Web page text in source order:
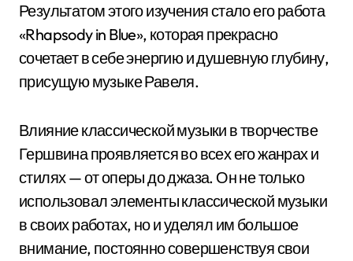
Результатом этого изучения стало его работа
«Rhapsody in Blue», которая прекрасно
сочетает в себе энергию и душевную глубину,
присущую музыке Равеля.
Влияние классической музыки в творчестве
Гершвина проявляется во всех его жанрах и
стилях — от оперы до джаза. Он не только
использовал элементы классической музыки
в своих работах, но и уделял им большое
внимание, постоянно совершенствуя свои